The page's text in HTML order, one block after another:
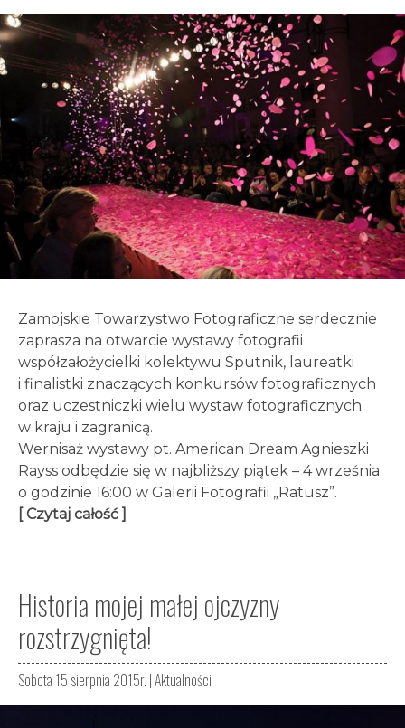
Zamojskie Towarzystwo Fotograficzne serdecznie
zaprasza na otwarcie wystawy fotografii
współzałożycielki kolektywu Sputnik, laureatki
i finalistki znaczących konkursów fotograficznych
oraz uczestniczki wielu wystaw fotograficznych
w kraju i zagranicą.
Wernisaż wystawy pt. American Dream Agnieszki
Rayss odbędzie się w najbliższy piątek – 4 września
o godzinie 16:00 w Galerii Fotografii „Ratusz”.
[ Czytaj całość ]
Historia mojej małej ojczyzny
rozstrzygnięta!
Sobota 15 sierpnia 2015r. |Aktualności